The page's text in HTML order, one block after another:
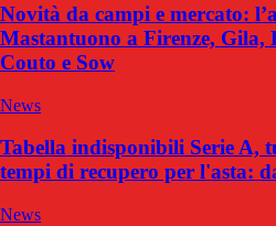
Novità da campi e mercato:
Mastantuono a Firenze, Gila,
Couto e Sow
News
Tabella indisponibili Serie A,
tempi di recupero per l'asta:
News